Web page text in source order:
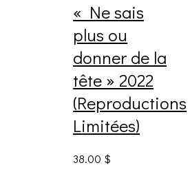
« Ne sais
plus ou
donner de la
tête » 2022
(Reproductions
Limitées)
38.00 $